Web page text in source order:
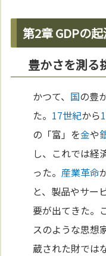
第2章 GDPの
豊かさを測る
かつて、 国の豊
た。 17世紀から
の「富」を金や
し、これでは経
った。産業革命
と、製品やサー
要が出てきた。
スのような思想
蔵された財では